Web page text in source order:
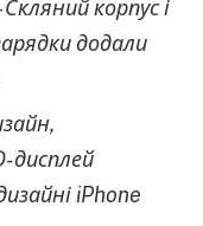
Скляний корпус і
додали
дисплей
iPhone